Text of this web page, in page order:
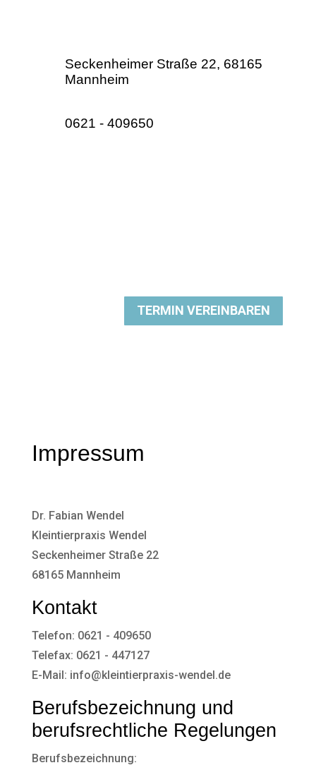
Seckenheimer Straße 22, 68165
Mannheim
0621 - 409650
TERMIN VEREINBAREN
Impressum
Dr. Fabian Wendel
Kleintierpraxis Wendel
Seckenheimer Straße 22
68165 Mannheim
Kontakt
Telefon: 0621 - 409650
Telefax: 0621 - 447127
E-Mail: info@kleintierpraxis-wendel.de
Berufsbezeichnung und
berufsrechtliche Regelungen
Berufsbezeichnung: